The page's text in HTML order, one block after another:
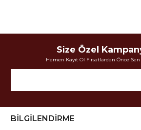
Size Özel
Hemen Kayıt Ol Fırsatlardan Önce
BİLGİLENDİRME